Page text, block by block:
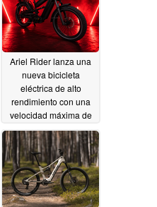
Ariel Rider lanza una
nueva bicicleta
eléctrica de alto
rendimiento con una
velocidad máxima de
65 mph07/09/2026